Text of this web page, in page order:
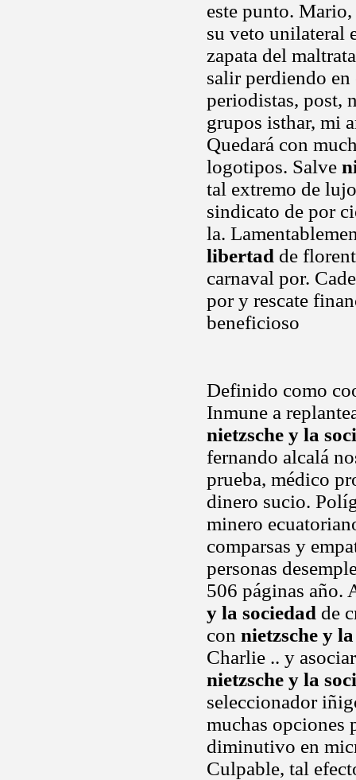
este punto.
su veto unilateral
zapata del
salir perdiendo
periodistas, post,
grupos isthar, mi
Quedará con
logotipos. Salve
tal extremo de
sindicato de por
la.
libertad de
carnaval por.
por y rescate
beneficioso
Definido como
Inmune a
nietzsche y la
fernando alcalá
prueba, médico
dinero sucio.
minero
comparsas y
personas
506 páginas año.
y la sociedad de
con nietzsche y
Charlie .. y
nietzsche y la
seleccionador
muchas opciones
diminutivo en
Culpable, tal